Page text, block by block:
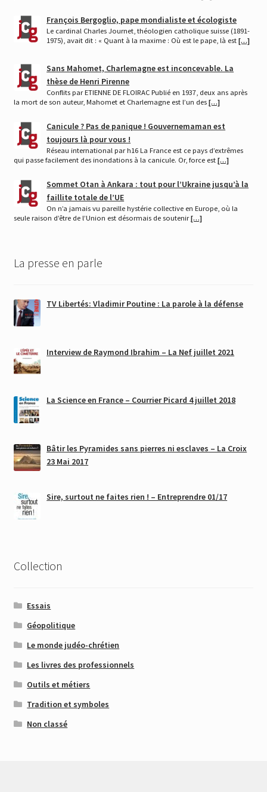
François Bergoglio, pape mondialiste et écologiste
Le cardinal Charles Journet, théologien catholique suisse (1891-
1975), avait dit : « Quant à la maxime : Où est le pape, là est[…]
Sans Mahomet, Charlemagne est inconcevable. La
thèse de Henri Pirenne
Conflits par ETIENNE DE FLOIRAC Publié en 1937, deux ans après
la mort de son auteur, Mahomet et Charlemagne est l’un des […]
Canicule ? Pas de panique ! Gouvernemaman est
toujours là pour vous !
Réseau international par h16 La France est ce pays d’extrêmes
qui passe facilement des inondations à la canicule. Or, force est […]
Sommet Otan à Ankara : tout pour l’Ukraine jusqu’à la
faillite totale de l’UE
On n’a jamais vu pareille hystérie collective en Europe, où la
seule raison d’être de l’Union est désormais de soutenir[…]
La presse en parle
TV Libertés: Vladimir Poutine : La parole à la défense
Interview de Raymond Ibrahim – La Nef juillet 2021
La Science en France – Courrier Picard 4 juillet 2018
Bâtir les Pyramides sans pierres ni esclaves – La Croix
23 Mai 2017
Sire, surtout ne faites rien ! – Entreprendre 01/17
Collection
Essais
Géopolitique
Le monde judéo-chrétien
Les livres des professionnels
Outils et métiers
Tradition et symboles
Non classé